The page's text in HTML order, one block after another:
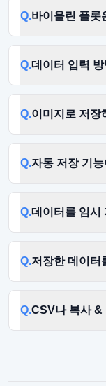
Q.바이올린 플롯
Q.데이터 입력
Q.이미지로 저장
Q.자동 저장 기
Q.데이터를 임시
Q.저장한 데이터
Q.CSV나 복사 &